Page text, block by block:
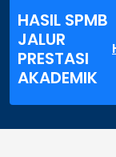
HASIL SPMB
JALUR
PRESTASI
AKADEMIK